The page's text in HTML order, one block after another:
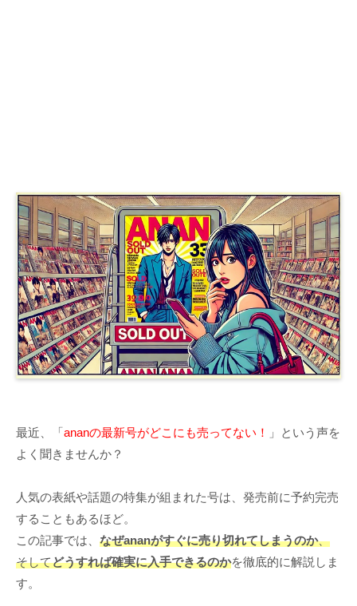
最近、「ananの最新号がどこにも売ってない！
」という声を
よく聞きませんか？
人気の表紙や話題の特集が組まれた号は、発売前に予約完売
することもあるほど。
この記事では、 なぜananがすぐに売り切れてしまうのか、
そしてどうすれば確実に入手できるのかを徹底的に解説しま
す。